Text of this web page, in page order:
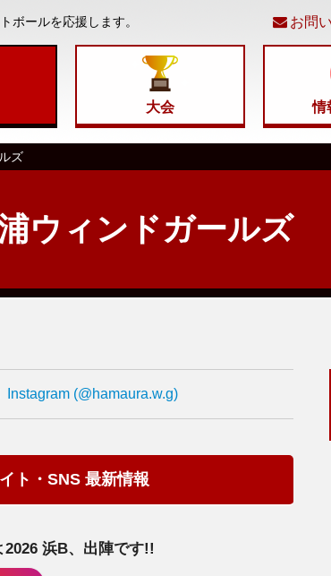
ボールを応援します。
コ
ツ
お問
大会 情
ズ
ウィンドガールズ
Instagram (@hamaura.w.g)
ト・SNS 最新情報
2026 浜B、出陣です!!